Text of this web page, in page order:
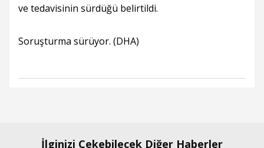
ve tedavisinin sürdüğü belirtildi.
Soruşturma sürüyor. (DHA)
İlginizi Çekebilecek Diğer Haberler